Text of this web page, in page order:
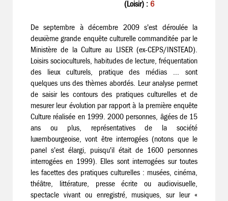
(Loisir) : 6
De septembre à décembre 2009 s'est déroulée la
deuxième grande enquête culturelle commanditée par le
Ministère de la Culture au LISER (ex-CEPS/INSTEAD).
Loisirs socioculturels, habitudes de lecture, fréquentation
des lieux culturels, pratique des médias ... sont
quelques uns des thèmes abordés. Leur analyse permet
de saisir les contours des pratiques culturelles et de
mesurer leur évolution par rapport à la première enquête
Culture réalisée en 1999. 2000 personnes, âgées de 15
ans ou plus, représentatives de la société
luxembourgeoise, vont être interrogées (notons que le
panel s'est élargi, puisqu'il était de 1600 personnes
interrogées en 1999). Elles sont interrogées sur toutes
les facettes des pratiques culturelles : musées, cinéma,
théâtre, littérature, presse écrite ou audiovisuelle,
spectacle vivant ou enregistré, musiques, sur leur «